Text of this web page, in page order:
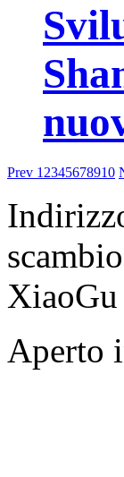
Prev 1 2345678910
XiaoGu
Aperto